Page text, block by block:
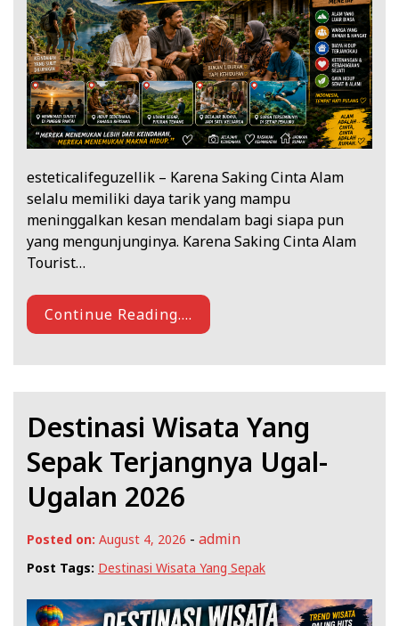
esteticalifeguzellik – Karena Saking Cinta Alam
selalu memiliki daya tarik yang mampu
meninggalkan kesan mendalam bagi siapa pun
yang mengunjunginya. Karena Saking Cinta Alam
Tourist…
Continue Reading....
Destinasi Wisata Yang
Sepak Terjangnya Ugal-
Ugalan 2026
Posted on: August 4, 2026 - admin
Post Tags: Destinasi Wisata Yang Sepak